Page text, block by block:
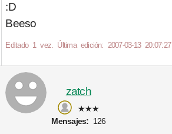
:D
Beeso
Editado 1 vez. Última edición: 2007-03-13 20:07:27
zatch
★★★
Mensajes: 126